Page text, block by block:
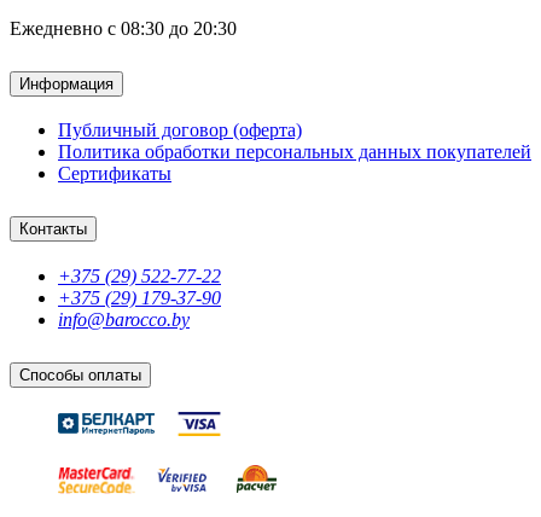
Ежедневно с 08:30 до 20:30
Информация
Публичный договор (оферта)
Политика обработки персональных данных покупателей
Сертификаты
Контакты
+375 (29) 522-77-22
+375 (29) 179-37-90
info@barocco.by
Способы оплаты